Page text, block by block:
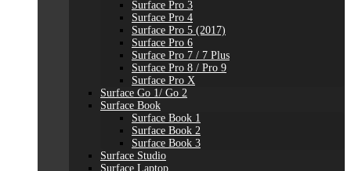
Surface Pro 3
Surface Pro 4
Surface Pro 5 (2017)
Surface Pro 6
Surface Pro 7 / 7 Plus
Surface Pro 8 / Pro 9
Surface Pro X
Surface Go 1/ Go 2
Surface Book
Surface Book 1
Surface Book 2
Surface Book 3
Surface Studio
Surface Laptop